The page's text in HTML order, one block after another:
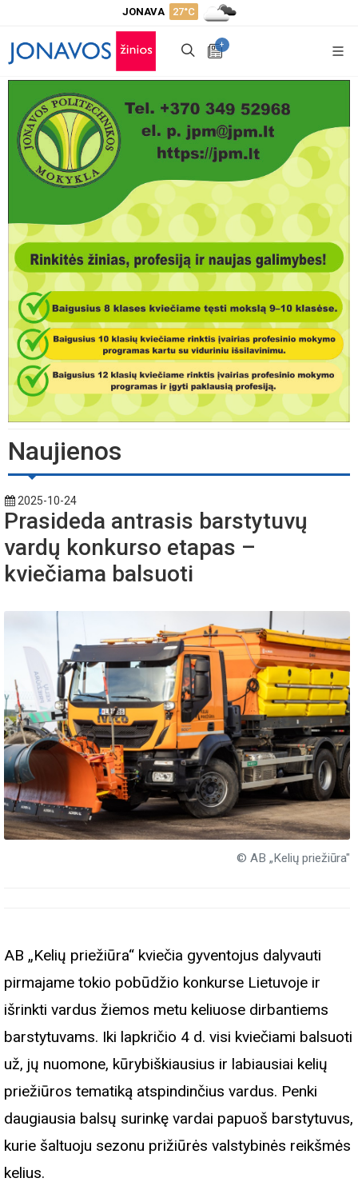
JONAVA 27°C
+
Naujienos
2025-10-24
Prasideda antrasis barstytuvų
vardų konkurso etapas –
kviečiama balsuoti
© AB „Kelių priežiūra"
AB „Kelių priežiūra“ kviečia gyventojus dalyvauti
pirmajame tokio pobūdžio konkurse Lietuvoje ir
išrinkti vardus žiemos metu keliuose dirbantiems
barstytuvams. Iki lapkričio 4 d. visi kviečiami balsuoti
už, jų nuomone, kūrybiškiausius ir labiausiai kelių
priežiūros tematiką atspindinčius vardus. Penki
daugiausia balsų surinkę vardai papuoš barstytuvus,
kurie šaltuoju sezonu prižiūrės valstybinės reikšmės
kelius.